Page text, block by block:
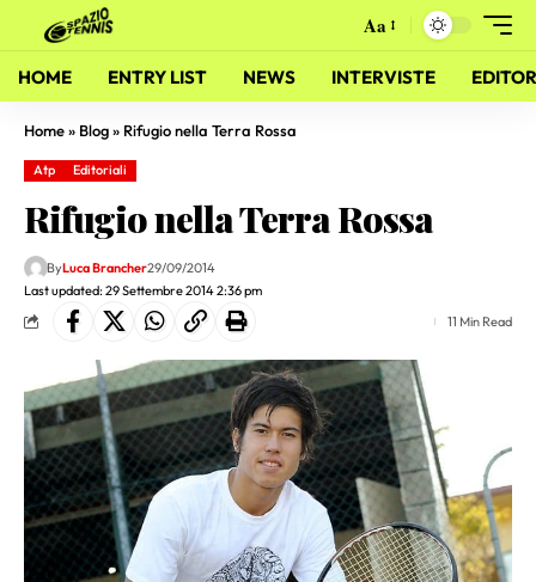
Aa
HOME ENTRY LIST NEWS INTERVISTE
Home» Blog» Rifugio nella Terra Rossa
Atp Editoriali
Rifugio nella Terra Rossa
Last updated: 29 Settembre 2014 2:36 pm
ByLuca Brancher29/09/2014
11 Min Read